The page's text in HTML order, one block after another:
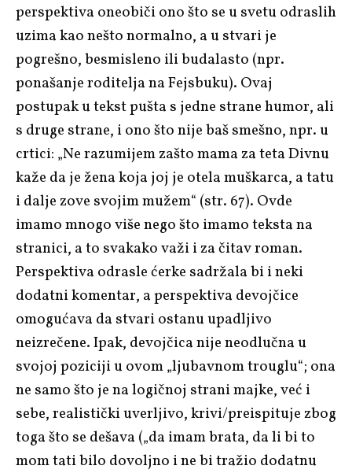
perspektiva oneobiči ono što se u svetu odraslih
uzima kao nešto normalno, a u stvari je
pogrešno, besmisleno ili budalasto (npr.
ponašanje roditelja na Fejsbuku). Ovaj
postupak u tekst pušta s jedne strane humor, ali
s druge strane, i ono što nije baš smešno, npr. u
crtici: „Ne razumijem zašto mama za teta Divnu
kaže da je žena koja joj je otela muškarca, a tatu
i dalje zove svojim mužem“ (str. 67). Ovde
imamo mnogo više nego što imamo teksta na
stranici, a to svakako važi i za čitav roman.
Perspektiva odrasle ćerke sadržala bi i neki
dodatni komentar, a perspektiva devojčice
omogućava da stvari ostanu upadljivo
neizrečene. Ipak, devojčica nije neodlučna u
svojoj poziciji u ovom „ljubavnom trouglu“; ona
ne samo što je na logičnoj strani majke, već i
sebe, realistički uverljivo, krivi/preispituje zbog
toga što se dešava („da imam brata, da li bi to
mom tati bilo dovoljno i ne bi tražio dodatnu